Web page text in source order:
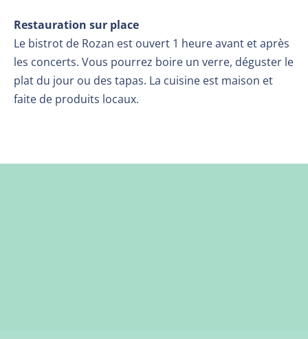
Restauration sur place
Le bistrot de Rozan est ouvert 1 heure avant et après
les concerts. Vous pourrez boire un verre, déguster le
plat du jour ou des tapas. La cuisine est maison et
faite de produits locaux.